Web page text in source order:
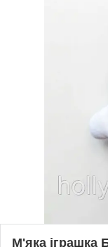
М'яка іграшка